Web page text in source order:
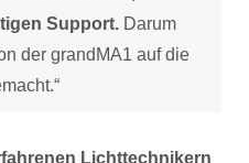
Support. Darum
der grandMA1 auf die
Lichttechnikern